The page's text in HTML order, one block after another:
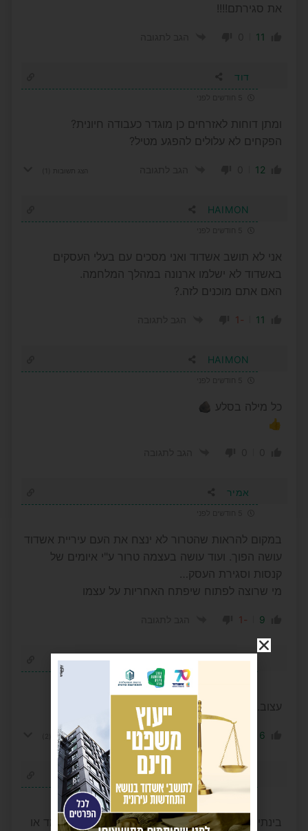
את סגירתם!!!!
11
דוד
ומתן דוחות לאזרחים כן מוגדר כעבודה חיונית?
הפקחים לא עלולים להפגע מטיל?
12 הצג תשובות
HAIMON
אני לא תושב אשדוד ואני מסכים עם בעלי העסקים
באשדוד לא ישלמו ארנונה במהלך המלחמה.
האם אתם מוכנים לזה.?
11
-1
HAIMON
כל מילה בסלע 🪨
👍
אמיר
במקום להראות שהטרור לא ינצח את העם עיריית אשדוד
עושה הפוך. ועוד עושה בעצמה טרור ע"י איומים של
קנסות וסגירת העסק…
מי שרוצה לפתוח שיפתח האחריות על עצמו
9
-1
המממ
עצוב. עירייה מגעילה
6 הגב לתגובה הצג תשובות
המממ
בינתיים כל מי שנהרג, נהרג כשהיה בבית שלו, בממד או